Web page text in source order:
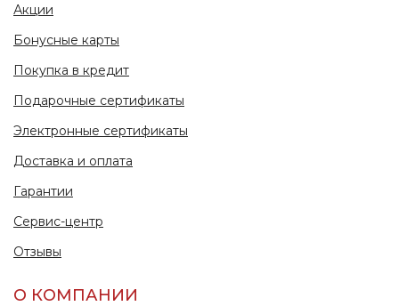
Акции
Бонусные карты
Покупка в кредит
Подарочные сертификаты
Электронные сертификаты
Доставка и оплата
Гарантии
Сервис-центр
Отзывы
О КОМПАНИИ